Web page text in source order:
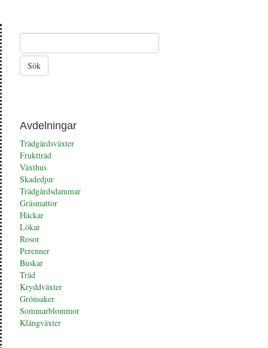
Avdelningar
Trädgårdsväxter
Fruktträd
Växthus
Skadedjur
Trädgårdsdammar
Gräsmattor
Häckar
Lökar
Rosor
Perenner
Buskar
Träd
Kryddväxter
Grönsaker
Sommarblommor
Klängväxter